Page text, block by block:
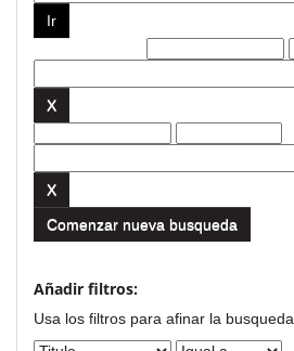
Comenzar nueva busqueda
Añadir filtros:
Usa los filtros para afinar la busqueda.